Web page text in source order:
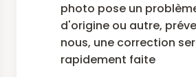
photo pose un
d'origine ou autre,
nous, une correction
rapidement faite